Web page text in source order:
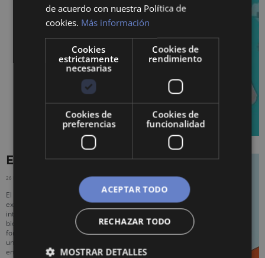
Externalidades
26 ENERO, 2020 NO HAY COMENTARIOS
El concepto de externalidad o efecto
externo implica la existencia de
interacciones entre las funciones de
bienestar de distintos sujetos, de tal
forma que la producción o consumo de
un bien X por parte de un sujeto
entrañará
de acuerdo con nuestra Política de
cookies. Más información
Cookies
estrictamente
necesarias
Cookies de
rendimiento
Cookies de
preferencias
Cookies de
funcionalidad
ACEPTAR TODO
RECHAZAR TODO
MOSTRAR DETALLES